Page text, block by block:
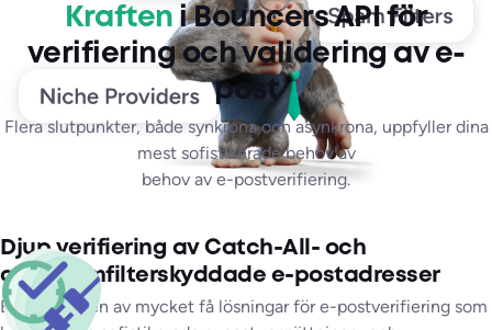
Djup verifiering av Catch-All- och
antispamfilterskyddade e-postadresser
Bouncer är en av mycket få lösningar för e-postverifiering som
Kraften i Bouncers API för
verifiering och validering av e-
post
Flera slutpunkter, både synkrona och asynkrona, uppfyller dina
mest sofistikerade behov av
behov av e-postverifiering.